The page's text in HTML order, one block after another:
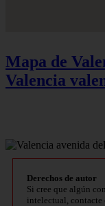
Mapa de
Valencia
Derechos de autor
Si cree que algún
intelectual, contacte